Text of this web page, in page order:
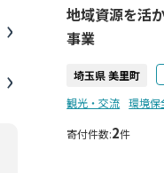
地域資源を活
事業
埼玉県 美里町
観光・交流 環境保
寄付件数:2件